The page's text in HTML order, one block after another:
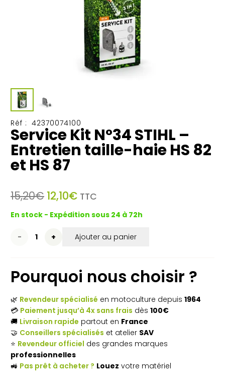
Réf : 42370074100
Service Kit N°34 STIHL –
Entretien taille-haie HS 82
et HS 87
15,20€ Le
initial
15,20€.
12,10€Le
actuel
12,10€.
TTC
En stock - Expédition sous 24 à 72h
quantité
Service
N°34
STIHL
–
Entretien
Ajouter au panier
Pourquoi nous choisir ?
🌿 Revendeur spécialisé en motoculture depuis 1964
💳 Paiement jusqu’à 4x sans frais dès 100€
🚚 Livraison rapide partout en France
🤝 Conseillers spécialisés et atelier SAV
⭐ Revendeur officiel des grandes marques
professionnelles
🚜 Pas prêt à acheter ? Louez votre matériel